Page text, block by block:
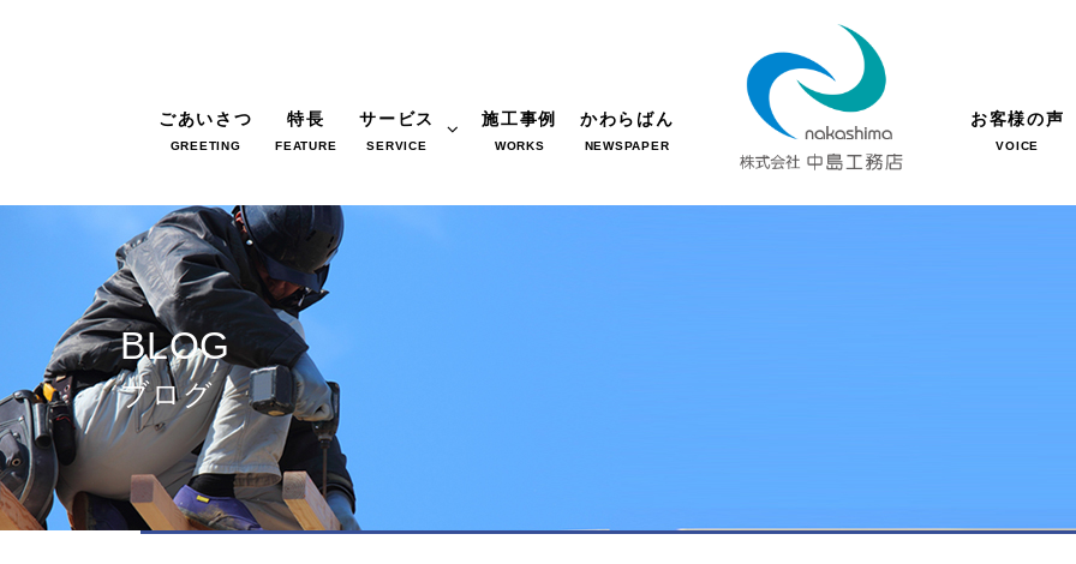
ごあいさつ
GREETING
特長
FEATURE
サービス
SERVICE
施工事例
WORKS
かわらばん
NEWSPAPER
お客様の声
VOICE
BLOG
ブログ